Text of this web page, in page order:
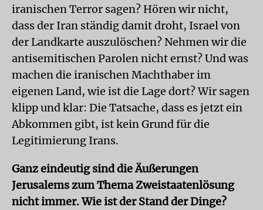
iranischen Terror sagen? Hören wir nicht,
dass der Iran ständig damit droht, Israel von
der Landkarte auszulöschen? Nehmen wir die
antisemitischen Parolen nicht ernst? Und was
machen die iranischen Machthaber im
eigenen Land, wie ist die Lage dort? Wir sagen
klipp und klar: Die Tatsache, dass es jetzt ein
Abkommen gibt, ist kein Grund für die
Legitimierung Irans.
Ganz eindeutig sind die Äußerungen
Jerusalems zum Thema Zweistaatenlösung
nicht immer. Wie ist der Stand der Dinge?